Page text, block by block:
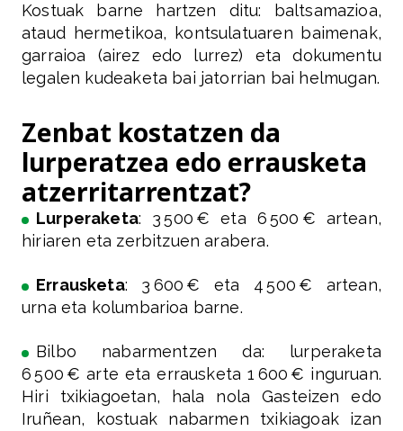
Kostuak barne hartzen ditu: baltsamazioa,
ataud hermetikoa, kontsulatuaren baimenak,
garraioa (airez edo lurrez) eta dokumentu
legalen kudeaketa bai jatorrian bai helmugan.
Zenbat kostatzen da
lurperatzea edo errausketa
atzerritarrentzat?
Lurperaketa: 3 500 € eta 6 500 € artean,
hiriaren eta zerbitzuen arabera.
Errausketa: 3 600 € eta 4 500 € artean,
urna eta kolumbarioa barne.
Bilbo nabarmentzen da: lurperaketa
6 500 € arte eta errausketa 1 600 € inguruan.
Hiri txikiagoetan, hala nola Gasteizen edo
Iruñean, kostuak nabarmen txikiagoak izan